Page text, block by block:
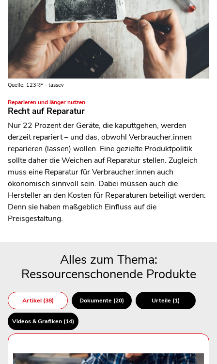
Quelle: 123RF - tassev
Reparieren und länger nutzen
Recht auf Reparatur
Nur 22 Prozent der Geräte, die kaputtgehen, werden
derzeit repariert – und das, obwohl Verbraucher:innen
reparieren (lassen) wollen. Eine gezielte Produktpolitik
sollte daher die Weichen auf Reparatur stellen. Zugleich
muss eine Reparatur für Verbraucher:innen auch
ökonomisch sinnvoll sein. Dabei müssen auch die
Hersteller an den Kosten für Reparaturen beteiligt werden:
Denn sie haben maßgeblich Einfluss auf die
Preisgestaltung.
Alles zum Thema:
Ressourcenschonende Produkte
Artikel (38) Dokumente (20) Urteile (1)
Videos & Grafiken (14)